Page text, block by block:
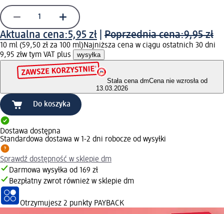
Aktualna cena:5,95 zł Poprzednia cena:9,95 zł
10 ml (59,50 zł za 100 ml)Najniższa cena w ciągu ostatnich 30 dni
9,95 złw tym VAT plus wysyłka
Stała cena dmCena nie wzrosła od
13.03.2026
Do koszyka
Dostawa dostępna
Standardowa dostawa w 1-2 dni robocze od wysyłki
Sprawdź dostępność w sklepie dm
Darmowa wysyłka od 169 zł
Bezpłatny zwrot również w sklepie dm
Otrzymujesz 2 punkty PAYBACK